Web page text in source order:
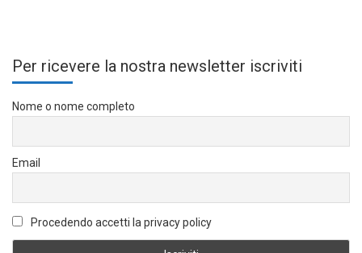
Per ricevere la nostra newsletter iscriviti
Nome o nome completo
Email
Procedendo accetti la privacy policy